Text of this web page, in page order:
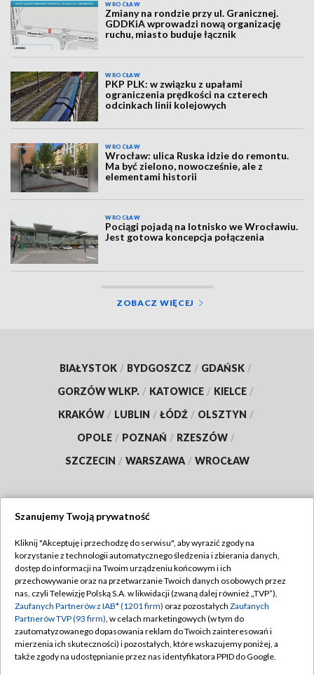
WROCŁAW
Zmiany na rondzie przy ul. Granicznej.
GDDKiA wprowadzi nową organizację
ruchu, miasto buduje łącznik
WROCŁAW
PKP PLK: w związku z upałami
ograniczenia prędkości na czterech
odcinkach linii kolejowych
WROCŁAW
Wrocław: ulica Ruska idzie do remontu.
Ma być zielono, nowocześnie, ale z
elementami historii
WROCŁAW
Pociągi pojadą na lotnisko we Wrocławiu.
Jest gotowa koncepcja połączenia
ZOBACZ WIĘCEJ
BIAŁYSTOK / BYDGOSZCZ / GDAŃSK /
GORZÓW WLKP. / KATOWICE / KIELCE /
KRAKÓW / LUBLIN / ŁÓDŹ / OLSZTYN /
OPOLE / POZNAŃ / RZESZÓW /
SZCZECIN / WARSZAWA / WROCŁAW
TVP
Abonament TVP
Emisja w TVP
Centrum informacji TVP
Naziemna Telewizja Cyfrowa
Regulamin TVP
Polityka prywatności
Moje zgody
Pomoc
Szanujemy Twoją prywatność
Kliknij "Akceptuję i przechodzę do serwisu", aby wyrazić zgody na
korzystanie z technologii automatycznego śledzenia i zbierania danych,
dostęp do informacji na Twoim urządzeniu końcowym i ich
przechowywanie oraz na przetwarzanie Twoich danych osobowych przez
nas, czyli Telewizję Polską S.A. w likwidacji (zwaną dalej również „TVP”),
Zaufanych Partnerów z IAB* (1201 firm) oraz pozostałych Zaufanych
Partnerów TVP (93 firm), w celach marketingowych (w tym do
zautomatyzowanego dopasowania reklam do Twoich zainteresowań i
mierzenia ich skuteczności) i pozostałych, które wskazujemy poniżej, a
także zgody na udostępnianie przez nas identyfikatora PPID do Google.